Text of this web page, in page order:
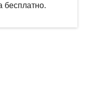
бесплатно.